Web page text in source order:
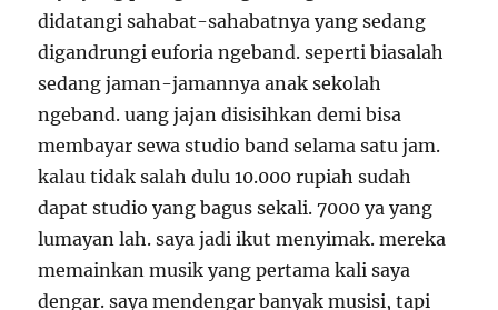
didatangi sahabat-sahabatnya yang sedang
digandrungi euforia ngeband. seperti biasalah
sedang jaman-jamannya anak sekolah
ngeband. uang jajan disisihkan demi bisa
membayar sewa studio band selama satu jam.
kalau tidak salah dulu 10.000 rupiah sudah
dapat studio yang bagus sekali. 7000 ya yang
lumayan lah. saya jadi ikut menyimak. mereka
memainkan musik yang pertama kali saya
dengar. saya mendengar banyak musisi, tapi